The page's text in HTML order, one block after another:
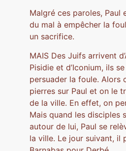
Malgré ces paroles, Paul
du mal à empêcher la
un sacrifice.
MAIS Des Juifs arrivent
Pisidie et d’Iconium, ils
persuader la foule. Alors
pierres sur Paul et on le
de la ville. En effet, on
Mais quand les disciples
autour de lui, Paul se
la ville. Le jour suivant, il